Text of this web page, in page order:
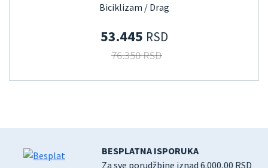
Biciklizam / Drag
53.445 RSD
76.350 RSD
BESPLATNA ISPORUKA
Za sve porudžbine iznad 6.000,00 RSD